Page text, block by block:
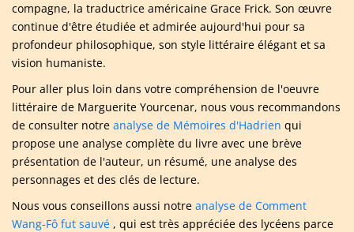
compagne, la traductrice américaine Grace Frick. Son œuvre
continue d'être étudiée et admirée aujourd'hui pour sa
profondeur philosophique, son style littéraire élégant et sa
vision humaniste.
Pour aller plus loin dans votre compréhension de l'oeuvre
littéraire de Marguerite Yourcenar, nous vous recommandons
de consulter notre analyse de Mémoires d'Hadrien qui
propose une analyse complète du livre avec une brève
présentation de l'auteur, un résumé, une analyse des
personnages et des clés de lecture.
Nous vous conseillons aussi notre analyse de Comment
Wang-Fô fut sauvé , qui est très appréciée des lycéens parce